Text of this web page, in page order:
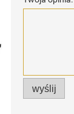
wyślij